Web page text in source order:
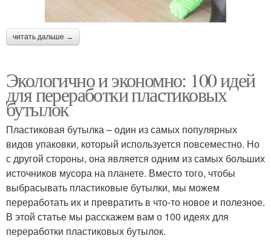
читать дальше →
Экологично и экономно: 100 идей
для переработки пластиковых
бутылок
Пластиковая бутылка – один из самых популярных
видов упаковки, который используется повсеместно. Но
с другой стороны, она является одним из самых больших
источников мусора на планете. Вместо того, чтобы
выбрасывать пластиковые бутылки, мы можем
переработать их и превратить в что-то новое и полезное.
В этой статье мы расскажем вам о 100 идеях для
переработки пластиковых бутылок.